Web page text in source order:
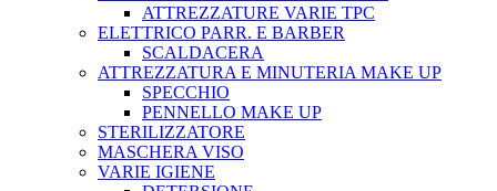
ATTREZZATURE VARIE TPC
ELETTRICO PARR. E BARBER
SCALDACERA
ATTREZZATURA E MINUTERIA MAKE UP
SPECCHIO
PENNELLO MAKE UP
STERILIZZATORE
MASCHERA VISO
VARIE IGIENE